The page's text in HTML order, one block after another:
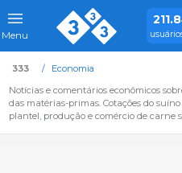
Menu
333
Economia
Notícias e comentários econômicos
das matérias-primas. Cotações do
plantel, produção e comércio de carne